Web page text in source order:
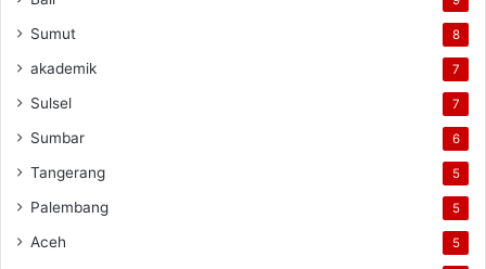
Sumut 8
akademik 7
Sulsel 7
Sumbar 6
Tangerang 5
Palembang 5
Aceh 5